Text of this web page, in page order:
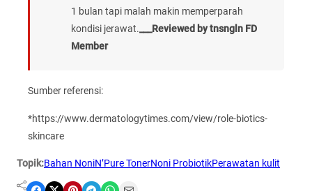
1 bulan tapi malah makin memperparah
kondisi jerawat. ___Reviewed by tnsngln FD
Member
Sumber referensi:
*https://www.dermatologytimes.com/view/role-biotics-
skincare
Topik:Bahan NoniN’Pure TonerNoni ProbiotikPerawatan kulit